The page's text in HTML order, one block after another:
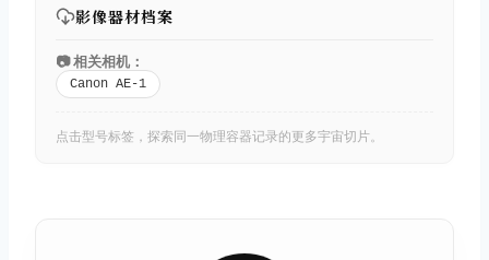
影像器材档案
📷 相关相机：
Canon AE-1
点击型号标签，探索同一物理容器记录的更多宇宙切片。